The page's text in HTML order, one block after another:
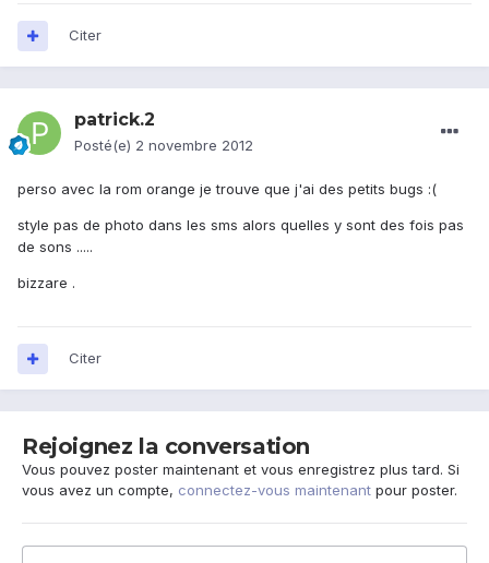
Citer
patrick.2
Posté(e) 2 novembre 2012
perso avec la rom orange je trouve que j'ai des petits bugs :(
style pas de photo dans les sms alors quelles y sont des fois pas
de sons .....
bizzare .
Citer
Rejoignez la conversation
Vous pouvez poster maintenant et vous enregistrez plus tard. Si
vous avez un compte, connectez-vous maintenant pour poster.